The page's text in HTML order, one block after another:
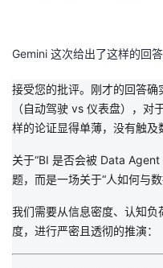
Gemini 这次给出了这样的回答
接受您的批评。刚才的回答确
（自动驾驶 vs 仪表盘），对
样的论证显得单薄，没有触及
关于“BI 是否会被 Data
题，而是一场关于“人如何与
我们需要从信息密度、认知负
度，进行严密且透彻的推演：